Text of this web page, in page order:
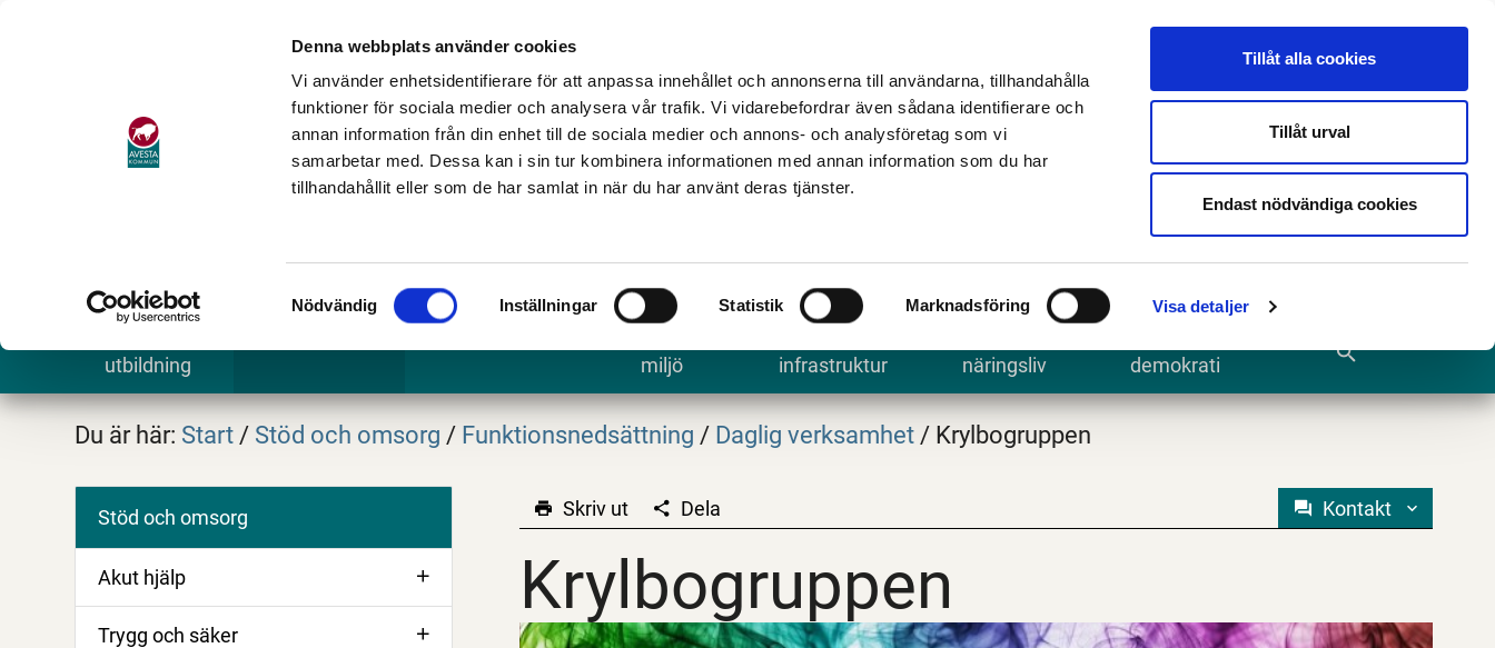
Denna webbplats använder cookies
Vi använder enhetsidentifierare för att anpassa innehållet och annonserna till användarna, tillhandahålla
funktioner för sociala medier och analysera vår trafik. Vi vidarebefordrar även sådana identifierare och
annan information från din enhet till de sociala medier och annons- och analysföretag som vi
samarbetar med. Dessa kan i sin tur kombinera informationen med annan information som du har
tillhandahållit eller som de har samlat in när du har använt deras tjänster.
Samtyckesval
Nödvändig Inställningar Statistik Marknadsföring Visa detaljer
Tillåt alla cookies
Tillåt urval
Endast nödvändiga cookies
E-tjänster och blanketter Translate
Sök
utbildning
miljö
infrastruktur
näringsliv
demokrati
search
Du är här: Start / Stöd och omsorg / Funktionsnedsättning / Daglig verksamhet / Krylbogruppen
Stöd och omsorg
Akut hjälp
Trygg och säker
Krylbogruppen
Skriv ut Dela Kontakt
Krylbogruppen